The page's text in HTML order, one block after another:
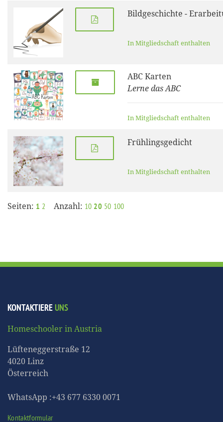
Bildgeschichte -
In Mitgliedschaft enthalten
ABC Karten
Lerne das ABC
In Mitgliedschaft enthalten
Frühlingsgedicht
In Mitgliedschaft enthalten
Seiten: 1 2 Anzahl: 10 20 50 100
KONTAKTIEREUNS
Homeschooler in Austria
Lüfteneggerstraße 12
4020 Linz
Österreich
WhatsApp :+43 677 6330 0071
Kontaktformular